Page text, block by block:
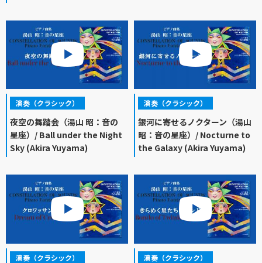
演奏（クラシック）
夜空の舞踏会（湯山 昭：音の
星座）/ Ball under the Night
Sky (Akira Yuyama)
演奏（クラシック）
銀河に寄せるノクターン（湯山
昭：音の星座）/ Nocturne to
the Galaxy (Akira Yuyama)
演奏（クラシック） 演奏（クラシック）